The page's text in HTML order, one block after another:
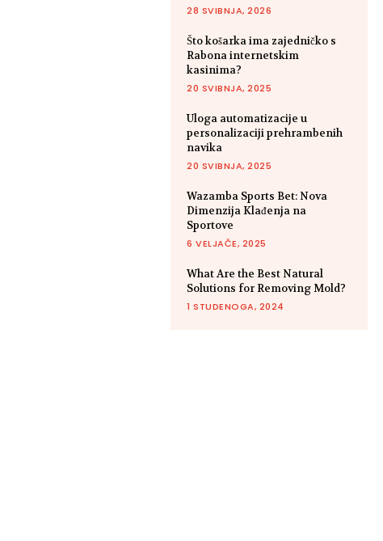
28 SVIBNJA, 2026
Što košarka ima zajedničko s
Rabona internetskim
kasinima?
20 SVIBNJA, 2025
Uloga automatizacije u
personalizaciji prehrambenih
navika
20 SVIBNJA, 2025
Wazamba Sports Bet: Nova
Dimenzija Klađenja na
Sportove
6 VELJAČE, 2025
What Are the Best Natural
Solutions for Removing Mold?
1 STUDENOGA, 2024